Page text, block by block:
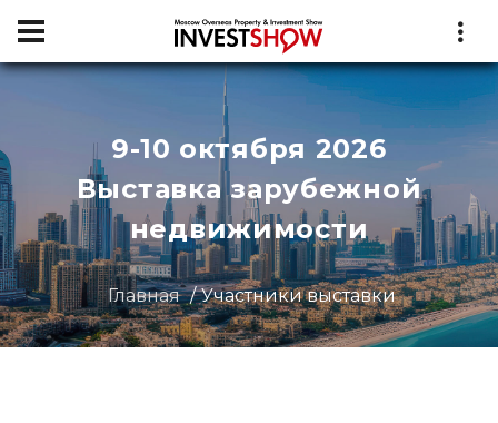
9-10 октября 2026
Выставка зарубежной
недвижимости
Главная Участники выставки